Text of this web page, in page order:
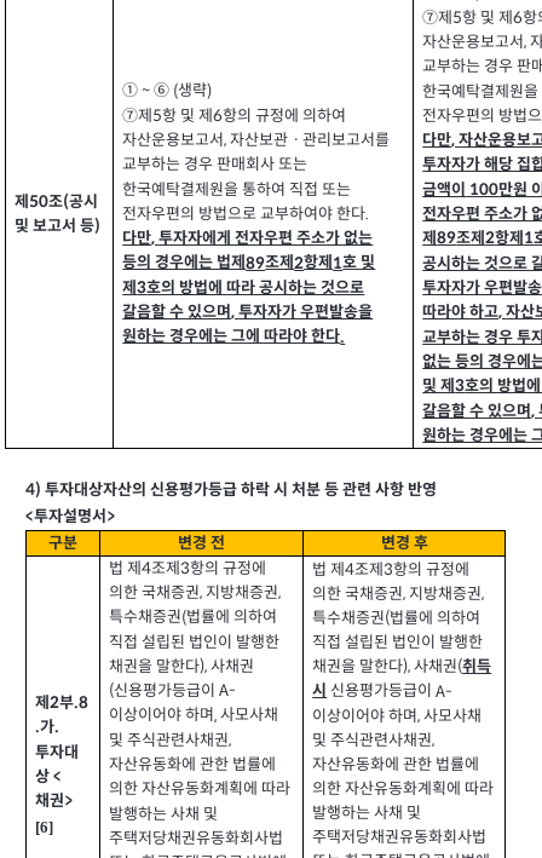
제50조(공시
및 보고서 등)
①~⑥ (생략)
⑦제 5항 및 제6항의 규정에 의하여
자산운용보고서,자산보관ㆍ관리보고서를
교부하는 경우 판매회사 또는
한국예탁결제원을 통하여 직접 또는
전자우편의 방법으로 교부하여야 한다.
다만,투자자에게 전자우편 주소가 없는
등의 경우에는 법제89조제2항제 1호 및
제3호의 방법에 따라 공시하는 것으로
갈음할 수 있으며,투자자가 우편발송을
원하는 경우에는 그에 따라야 한다.
⑦제 5항 및 제6항
자산운용보고서,
교부하는 경우 판
한국예탁결제원
전자우편의 방법
다만,자산운용보
투자자가 해당 집
금액이 100만원
전자우편 주소가
제89조제2항제 1
공시하는 것으로
투자자가 우편발
따라야 하고,자산
교부하는 경우 투
없는 등의 경우에
및 제3호의 방법
갈음할 수 있으며,
원하는 경우에는
4) 투자대상자산의 신용평가등급 하락 시 처분 등 관련 사항 반영
<투자설명서 >
구분
변경 전 변경 후
제2부.8
.가.
투자대
상<
채권>
[6]
법 제4조제3항의 규정에
의한 국채증권, 지방채증권,
특수채증권(법률에 의하여
직접 설립된 법인이 발행한
채권을 말한다),사채권
(신용평가등급이 A-
이상이어야 하며,사모사채
및 주식관련사채권,
자산유동화에 관한 법률에
의한 자산유동화계획에 따라
발행하는 사채 및
주택저당채권유동화회사법
법 제4조제3항의 규정에
의한 국채증권, 지방채증권,
특수채증권(법률에 의하여
직접 설립된 법인이 발행한
채권을 말한다),사채권(취득
시 신용평가등급이 A-
이상이어야 하며,사모사채
및 주식관련사채권,
자산유동화에 관한 법률에
의한 자산유동화계획에 따라
발행하는 사채 및
주택저당채권유동화회사법